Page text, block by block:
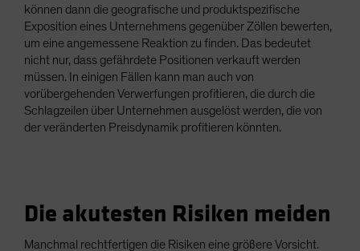
können dann die geografische und produktspezifische
Exposition eines Unternehmens gegenüber Zöllen bewerten,
um eine angemessene Reaktion zu finden. Das bedeutet
nicht nur, dass gefährdete Positionen verkauft werden
müssen. In einigen Fällen kann man auch von
vorübergehenden Verwerfungen profitieren, die durch die
Schlagzeilen über Unternehmen ausgelöst werden, die von
der veränderten Preisdynamik profitieren könnten.
Die akutesten Risiken meiden
Manchmal rechtfertigen die Risiken eine größere Vorsicht.